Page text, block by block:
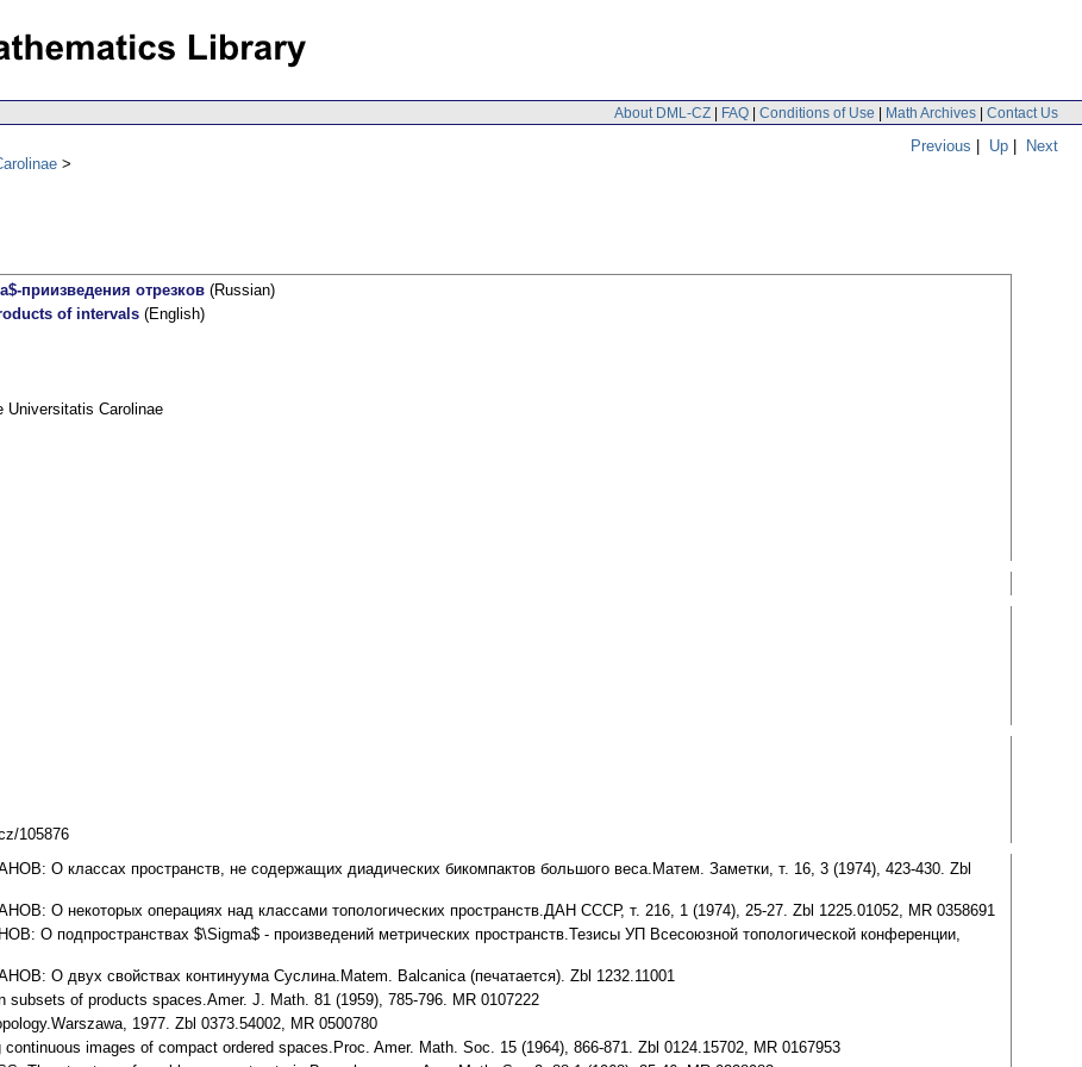
About DML-CZ | FAQ | Conditions of Use | Math Archives | Contact Us
Previous | Up | Next
приизведения отрезков (Russian)
of intervals (English)
Universitatis Carolinae
105876
О классах пространств, не содержащих диадических бикомпактов большого веса.Матем. Заметки, т. 16, 3 (1974), 423-430. Zbl
О некоторых операциях над классами топологических пространств.ДАН СССР, т. 216, 1 (1974), 25-27. Zbl 1225.01052, MR 0358691
подпространствах $\Sigma$ - произведений метрических пространств.Тезисы УП Всесоюзной топологической конференции,
O двух свойствах континуума Суслина.Matem. Balcanica (печатается). Zbl 1232.11001
of products spaces.Аmer. J. Math. 81 (1959), 785-796. MR 0107222
1977. Zbl 0373.54002, MR 0500780
images of compact ordered spaces.Proc. Amer. Math. Soc. 15 (1964), 866-871. Zbl 0124.15702, MR 0167953